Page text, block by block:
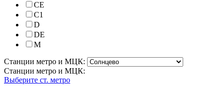
CE
C1
D
DE
M
Станции метро и МЦК:
Станции метро и МЦК:
Выберите ст. метро